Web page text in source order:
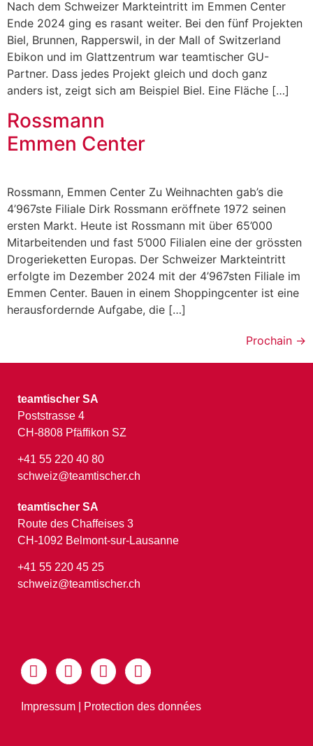
Nach dem Schweizer Markteintritt im Emmen Center
Ende 2024 ging es rasant weiter. Bei den fünf Projekten
Biel, Brunnen, Rapperswil, in der Mall of Switzerland
Ebikon und im Glattzentrum war teamtischer GU-
Partner. Dass jedes Projekt gleich und doch ganz
anders ist, zeigt sich am Beispiel Biel. Eine Fläche […]
Rossmann
Emmen Center
Rossmann, Emmen Center Zu Weihnachten gab’s die
4’967ste Filiale Dirk Rossmann eröffnete 1972 seinen
ersten Markt. Heute ist Rossmann mit über 65’000
Mitarbeitenden und fast 5’000 Filialen eine der grössten
Drogerieketten Europas. Der Schweizer Markteintritt
erfolgte im Dezember 2024 mit der 4’967sten Filiale im
Emmen Center. Bauen in einem Shoppingcenter ist eine
herausfordernde Aufgabe, die […]
Prochain →
teamtischer SA
Poststrasse 4
CH-8808 Pfäffikon SZ
+41 55 220 40 80
schweiz@teamtischer.ch
teamtischer SA
Route des Chaffeises 3
CH-1092 Belmont-sur-Lausanne
+41 55 220 45 25
schweiz@teamtischer.ch
Impressum Protection des données